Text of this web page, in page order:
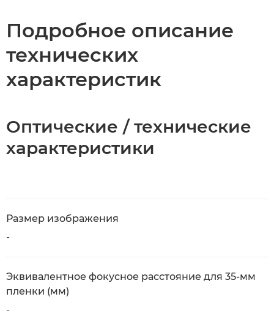
Подробное описание
технических
характеристик
Оптические / технические
характеристики
Размер изображения
-
Эквивалентное фокусное расстояние для 35-мм
пленки (мм)
-